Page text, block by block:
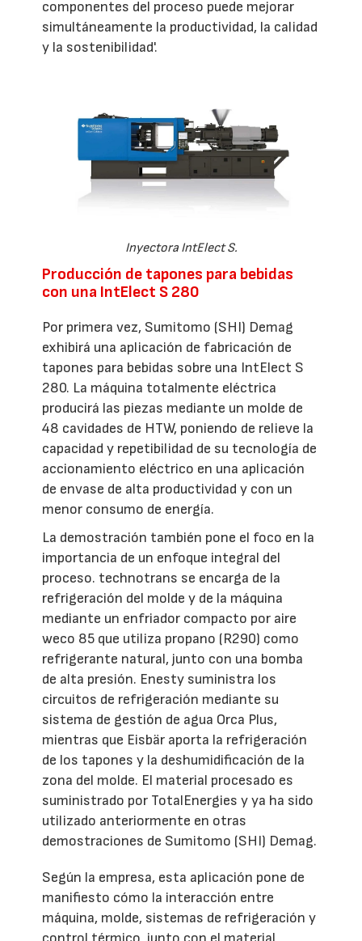
componentes del proceso puede mejorar
simultáneamente la productividad, la calidad
y la sostenibilidad'.
Inyectora IntElect S.
Producción de tapones para bebidas
con una IntElect S 280
Por primera vez, Sumitomo (SHI) Demag
exhibirá una aplicación de fabricación de
tapones para bebidas sobre una IntElect S
280. La máquina totalmente eléctrica
producirá las piezas mediante un molde de
48 cavidades de HTW, poniendo de relieve la
capacidad y repetibilidad de su tecnología de
accionamiento eléctrico en una aplicación
de envase de alta productividad y con un
menor consumo de energía.
La demostración también pone el foco en la
importancia de un enfoque integral del
proceso. technotrans se encarga de la
refrigeración del molde y de la máquina
mediante un enfriador compacto por aire
weco 85 que utiliza propano (R290) como
refrigerante natural, junto con una bomba
de alta presión. Enesty suministra los
circuitos de refrigeración mediante su
sistema de gestión de agua Orca Plus,
mientras que Eisbär aporta la refrigeración
de los tapones y la deshumidificación de la
zona del molde. El material procesado es
suministrado por TotalEnergies y ya ha sido
utilizado anteriormente en otras
demostraciones de Sumitomo (SHI) Demag.
Según la empresa, esta aplicación pone de
manifiesto cómo la interacción entre
máquina, molde, sistemas de refrigeración y